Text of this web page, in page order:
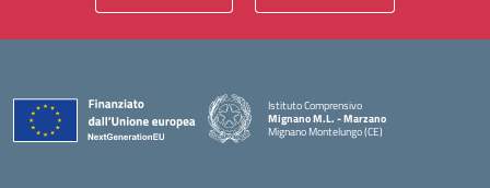
Istituto Comprensivo
Mignano M.L. - Marzano
Mignano Montelungo (CE)
— Visita la pagina iniziale della scuola